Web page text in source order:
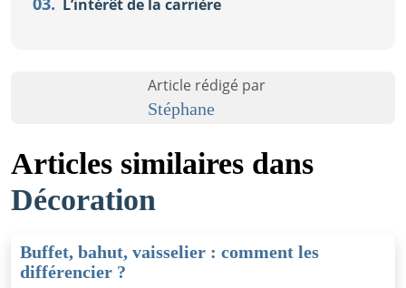
L’intérêt de la carrière
Article rédigé par
Stéphane
Articles similaires dans
Décoration
Buffet, bahut, vaisselier : comment les
différencier ?